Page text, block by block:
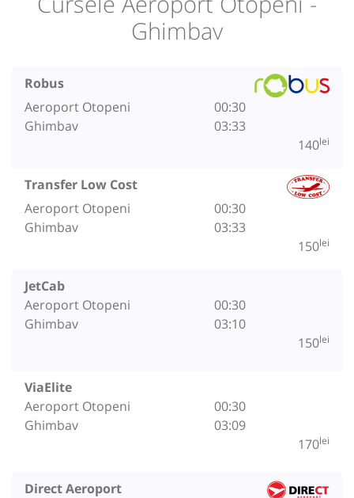
Ghimbav
Robus
Aeroport Otopeni
Ghimbav
00:30
03:33
140lei
Transfer Low Cost
Aeroport Otopeni
Ghimbav
00:30
03:33
150lei
JetCab
Aeroport Otopeni
Ghimbav
00:30
03:10
150lei
ViaElite
Aeroport Otopeni
Ghimbav
00:30
03:09
170lei
Direct Aeroport